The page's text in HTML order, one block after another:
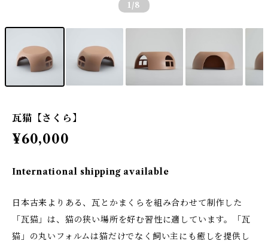
1 /8
瓦猫【さくら】
¥60,000
International shipping available
日本古来よりある、瓦とかまくらを組み合わせて制作した
「瓦猫」は、猫の狭い場所を好む習性に適しています。「瓦
猫」の丸いフォルムは猫だけでなく飼い主にも癒しを提供し